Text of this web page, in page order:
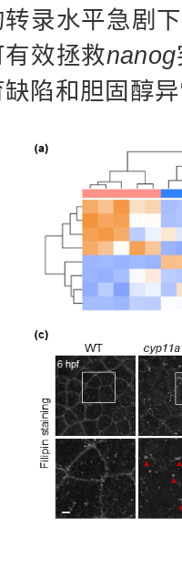
转录水平急剧
有效拯救nanog
缺陷和胆固醇